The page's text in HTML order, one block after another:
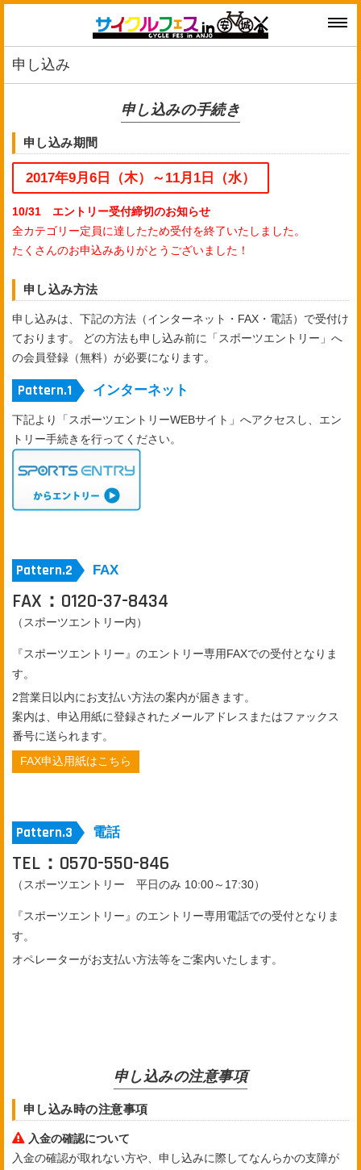
申し込み
申し込みの手続き
申し込み期間
2017年9月6日（木）～11月1日（水）
10/31 エントリー受付締切のお知らせ
全カテゴリー定員に達したため受付を終了いたしました。
たくさんのお申込みありがとうございました！
申し込み方法
申し込みは、下記の方法（インターネット・FAX・電話）で受付け
ております。 どの方法も申し込み前に「スポーツエントリー」へ
の会員登録（無料）が必要になります。
インターネット
下記より「スポーツエントリーWEBサイト」へアクセスし、エン
トリー手続きを行ってください。
FAX
FAX：0120-37-8434
（スポーツエントリー内）
『スポーツエントリー』のエントリー専用FAXでの受付となりま
す。
2営業日以内にお支払い方法の案内が届きます。
案内は、申込用紙に登録されたメールアドレスまたはファックス
番号に送られます。
FAX申込用紙はこちら
電話
TEL：0570-550-846
（スポーツエントリー 平日のみ 10:00～17:30）
『スポーツエントリー』のエントリー専用電話での受付となりま
す。
オペレーターがお支払い方法等をご案内いたします。
申し込みの注意事項
申し込み時の注意事項
入金の確認について
入金の確認が取れない方や、申し込みに際してなんらかの支障が